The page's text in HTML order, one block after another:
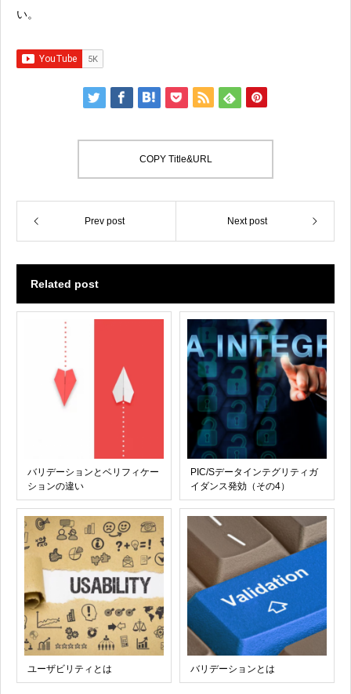
い。
COPY Title&URL
Prev post Next post
Related post
バリデーションとベリフィケー
ションの違い
PIC/Sデータインテグリティガ
イダンス発効（その4）
ユーザビリティとは バリデーションとは